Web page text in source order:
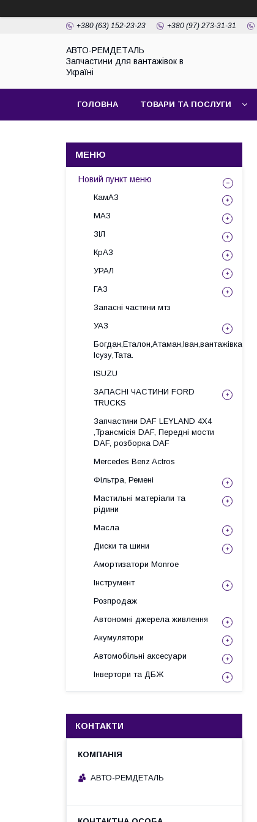
+380 (63) 152-23-23 +380 (97) 273-31-31
АВТО-РЕМДЕТАЛЬ
Запчастини для вантажівок в
Україні
ГОЛОВНА ТОВАРИ ТА ПОСЛУГИ
Новий пункт меню
КамАЗ
МАЗ
ЗІЛ
КрАЗ
УРАЛ
ГАЗ
Запасні частини мтз
УАЗ
Богдан,Еталон,Атаман,Іван,вантажівка
Ісузу,Тата.
ISUZU
ЗАПАСНІ ЧАСТИНИ FORD
TRUCKS
Запчастини DAF LEYLAND 4X4
,Трансмісія DAF, Передні мости
DAF, розборка DAF
Mercedes Benz Actros
Фільтра, Ремені
Мастильні матеріали та
рідини
Масла
Диски та шини
Амортизатори Monroe
Інструмент
Розпродаж
Автономні джерела живлення
Акумулятори
Автомобільні аксесуари
Інвертори та ДБЖ
КОНТАКТИ
АВТО-РЕМДЕТАЛЬ